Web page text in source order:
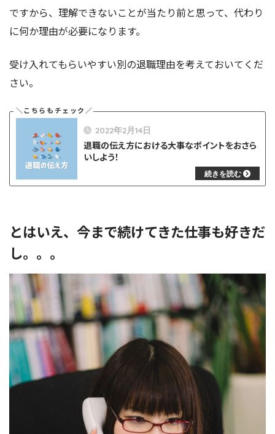
ですから、理解できないことが当たり前と思って、代わり
に何か理由が必要になります。
受け入れてもらいやすい別の退職理由を考えておいてくだ
さい。
2022年2月14日
退職の伝え方における大事なポイントをおさら
いしよう！
とはいえ、今まで続けてきた仕事も好きだ
し。。。